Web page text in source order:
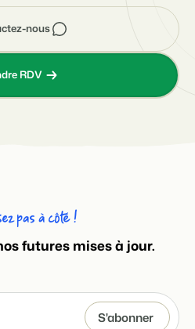
RDV
nous
pas à côté !
futures mises à jour.